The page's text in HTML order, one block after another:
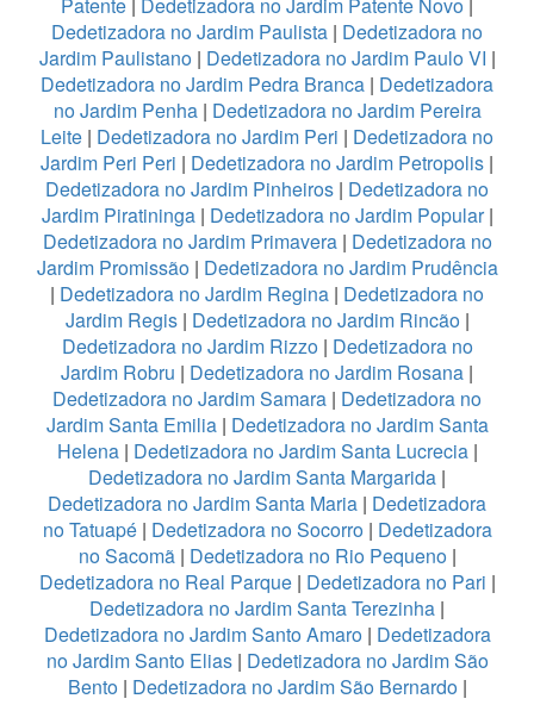
Dedetizadora no Jardim Paulista | Dedetizadora no
Jardim Paulistano| Dedetizadora no Jardim Paulo VI |
Dedetizadora no Jardim Pedra Branca | Dedetizadora
no Jardim Penha| Dedetizadora no Jardim Pereira
Leite | Dedetizadora no Jardim Peri | Dedetizadora no
Jardim Peri Peri | Dedetizadora no Jardim Petropolis |
Dedetizadora no Jardim Pinheiros | Dedetizadora no
Jardim Piratininga| Dedetizadora no Jardim Popular|
Dedetizadora no Jardim Primavera| Dedetizadora no
Jardim Promissão| Dedetizadora no Jardim Prudência
| Dedetizadora no Jardim Regina | Dedetizadora no
Jardim Regis| Dedetizadora no Jardim Rincão|
Dedetizadora no Jardim Rizzo| Dedetizadora no
Jardim Robru | Dedetizadora no Jardim Rosana |
Dedetizadora no Jardim Samara | Dedetizadora no
Jardim Santa Emilia| Dedetizadora no Jardim Santa
Helena| Dedetizadora no Jardim Santa Lucrecia|
Dedetizadora no Jardim Santa Margarida |
Dedetizadora no Jardim Santa Maria | Dedetizadora
no Tatuapé| Dedetizadora no Socorro| Dedetizadora
no Sacomã| Dedetizadora no Rio Pequeno|
Dedetizadora no Real Parque| Dedetizadora no Pari |
Dedetizadora no Jardim Santa Terezinha |
Dedetizadora no Jardim Santo Amaro| Dedetizadora
no Jardim Santo Elias| Dedetizadora no Jardim São
Bento| Dedetizadora no Jardim São Bernardo|